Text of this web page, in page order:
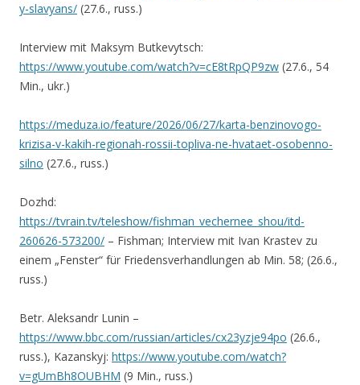
y-slavyans/ (27.6., russ.)
Interview mit Maksym Butkevytsch:
https://www.youtube.com/watch?v=cE8tRpQP9zw (27.6., 54
Min., ukr.)
https://meduza.io/feature/2026/06/27/karta-benzinovogo-
krizisa-v-kakih-regionah-rossii-topliva-ne-hvataet-osobenno-
silno (27.6., russ.)
Dozhd:
https://tvrain.tv/teleshow/fishman_vechernee_shou/itd-
260626-573200/ – Fishman; Interview mit Ivan Krastev zu
einem „Fenster“ für Friedensverhandlungen ab Min. 58; (26.6.,
russ.)
Betr. Aleksandr Lunin –
https://www.bbc.com/russian/articles/cx23yzje94po (26.6.,
russ.), Kazanskyj: https://www.youtube.com/watch?
v=gUmBh8OUBHM (9 Min., russ.)